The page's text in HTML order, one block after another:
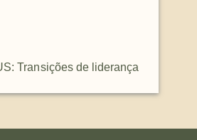
Transições de liderança